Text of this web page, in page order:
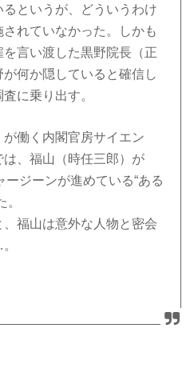
というが、どういうわけ
れていなかった。しかも
言い渡した黒野院長（正
何か隠していると確信し
に乗り出す。
働く内閣官房サイエン
、福山（時任三郎）が
ジーンが進めている“ある
福山は意外な人物と密会